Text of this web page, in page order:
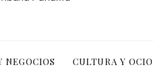
NEGOCIOS CULTURA Y OCIO